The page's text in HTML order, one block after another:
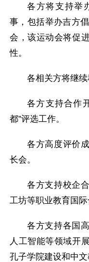
各方将支持举
事，包括举办吉方
会，该运动会将促
性。
各相关方将继续
各方支持合作
都”评选工作。
各方高度评价
长会。
各方支持校企
工坊等职业教育国际
各方支持各国
人工智能等领域开
孔子学院建设和中文